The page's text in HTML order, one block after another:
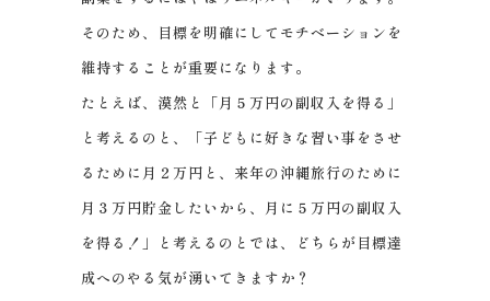
そのため、目標を明確にしてモチベーションを
維持することが重要になります。
たとえば、漠然と「月５万円の副収入を得る」
と考えるのと、「子どもに好きな習い事をさせ
るために月２万円と、来年の沖縄旅行のために
月３万円貯金したいから、月に５万円の副収入
を得る！」と考えるのとでは、どちらが目標達
成へのやる気が湧いてきますか？